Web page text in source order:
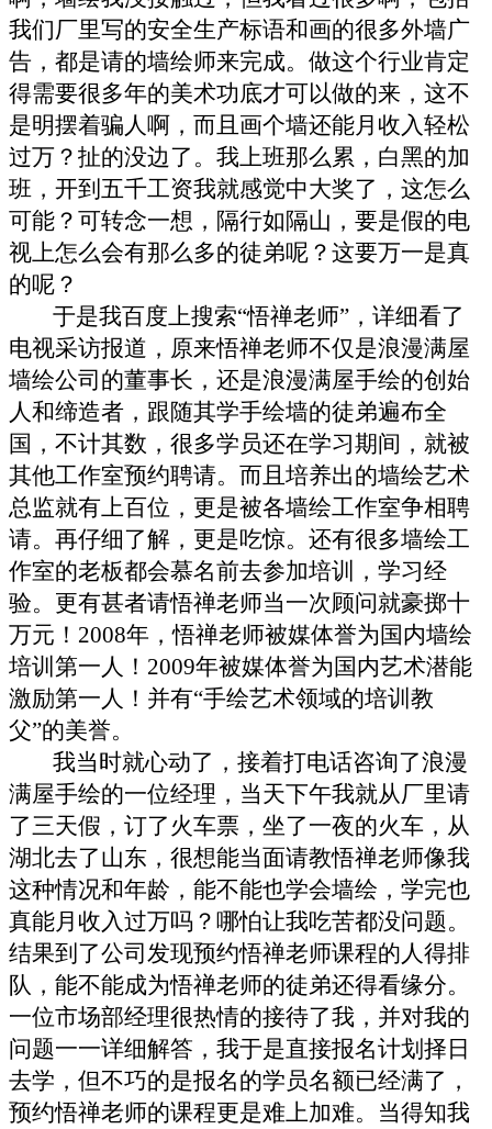
我们厂里写的安全生产标语和画的很多外墙广
告，都是请的墙绘师来完成。做这个行业肯定
得需要很多年的美术功底才可以做的来，这不
是明摆着骗人啊，而且画个墙还能月收入轻松
过万？扯的没边了。我上班那么累，白黑的加
班，开到五千工资我就感觉中大奖了，这怎么
可能？可转念一想，隔行如隔山，要是假的电
视上怎么会有那么多的徒弟呢？这要万一是真
的呢？
于是我百度上搜索“悟禅老师” ，详细看了
电视采访报道，原来悟禅老师不仅是浪漫满屋
墙绘公司的董事长，还是浪漫满屋手绘的创始
人和缔造者，跟随其学手绘墙的徒弟遍布全
国，不计其数，很多学员还在学习期间，就被
其他工作室预约聘请。而且培养出的墙绘艺术
总监就有上百位，更是被各墙绘工作室争相聘
请。再仔细了解，更是吃惊。还有很多墙绘工
作室的老板都会慕名前去参加培训，学习经
验。更有甚者请悟禅老师当一次顾问就豪掷十
万元！ 2008年，悟禅老师被媒体誉为国内墙绘
培训第一人！ 2009年被媒体誉为国内艺术潜能
激励第一人！并有“手绘艺术领域的培训教
父”的美誉。
我当时就心动了，接着打电话咨询了浪漫
满屋手绘的一位经理，当天下午我就从厂里请
了三天假，订了火车票，坐了一夜的火车，从
湖北去了山东，很想能当面请教悟禅老师像我
这种情况和年龄，能不能也学会墙绘，学完也
真能月收入过万吗？哪怕让我吃苦都没问题。
结果到了公司发现预约悟禅老师课程的人得排
队，能不能成为悟禅老师的徒弟还得看缘分。
一位市场部经理很热情的接待了我，并对我的
问题一一详细解答，我于是直接报名计划择日
去学，但不巧的是报名的学员名额已经满了，
预约悟禅老师的课程更是难上加难。当得知我